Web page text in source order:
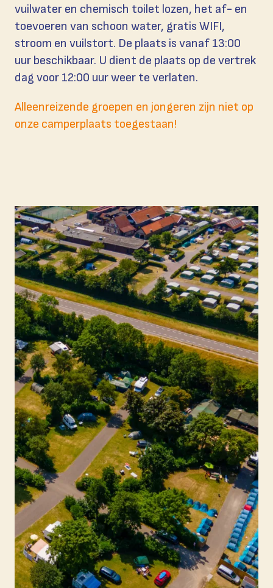
vuilwater en chemisch toilet lozen, het af- en
toevoeren van schoon water, gratis WIFI,
stroom en vuilstort. De plaats is vanaf 13:00
uur beschikbaar. U dient de plaats op de vertrek
dag voor 12:00 uur weer te verlaten.
Alleenreizende groepen en jongeren zijn niet op
onze camperplaats toegestaan!